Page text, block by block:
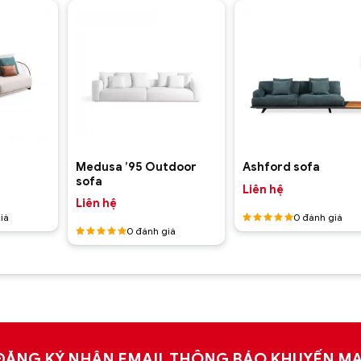
Medusa ’95 Outdoor
sofa
Liên hệ
Được
55 sao
0đánh giá
Ashford sofa
Liên hệ
Được
0đánh giá